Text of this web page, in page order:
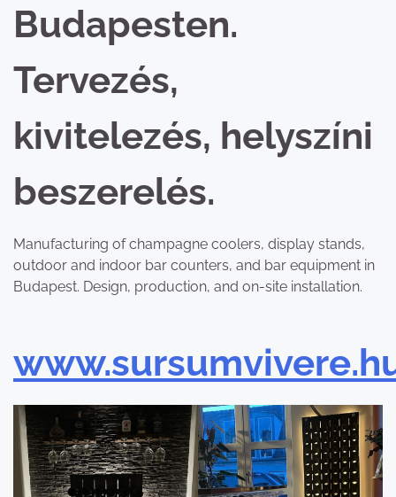
Budapesten.
Tervezés,
kivitelezés, helyszíni
beszerelés.
Manufacturing of champagne coolers, display stands,
outdoor and indoor bar counters, and bar equipment in
Budapest. Design, production, and on-site installation.